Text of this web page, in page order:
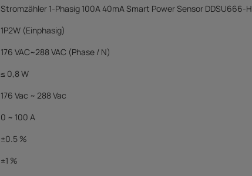
Stromzähler 1-Phasig 100A 40mA Smart Power Sensor DDSU666-H
1P2W (Einphasig)
176 VAC~288 VAC (Phase / N)
≤ 0,8 W
176 Vac ~ 288 Vac
0 ~ 100 A
±0.5 %
±1 %